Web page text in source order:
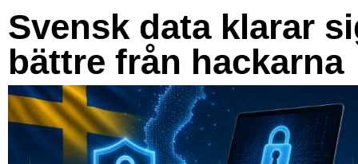
Svensk data klarar
bättre från hackarna